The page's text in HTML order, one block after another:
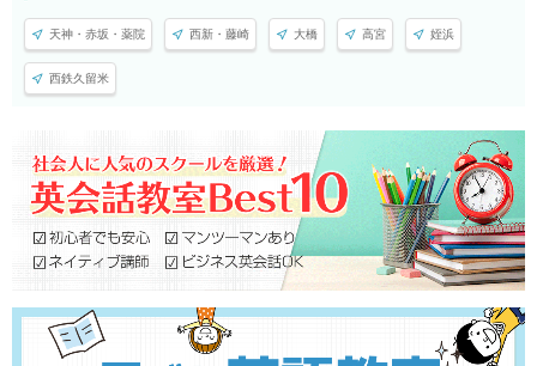
天神・赤坂・薬院 西新・藤崎 大橋 高宮 姪浜
西鉄久留米